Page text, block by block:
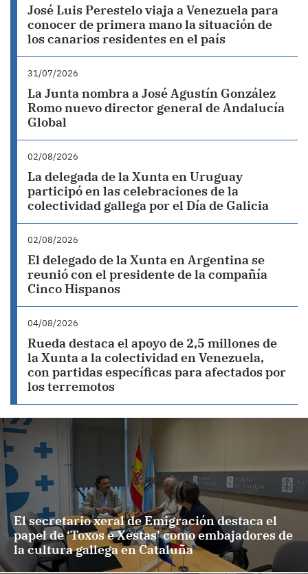
José Luis Perestelo viaja a Venezuela para
conocer de primera mano la situación de
los canarios residentes en el país
31/07/2026
La Junta nombra a José Agustín González
Romo nuevo director general de Andalucía
Global
02/08/2026
La delegada de la Xunta en Uruguay
participó en las celebraciones de la
colectividad gallega por el Día de Galicia
02/08/2026
El delegado de la Xunta en Argentina se
reunió con el presidente de la compañía
Cinco Hispanos
04/08/2026
Rueda destaca el apoyo de 2,5 millones de
la Xunta a la colectividad en Venezuela,
con partidas específicas para afectados por
los terremotos
El secretario xeral de Emigración destaca el
papel de ‘Toxos e Xestas’ como embajadores de
la cultura gallega en Cataluña